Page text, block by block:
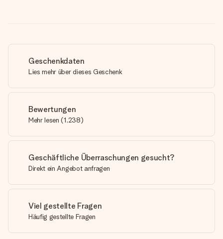
Geschenkdaten
Lies mehr über dieses Geschenk
Bewertungen
Mehr lesen (1,238)
Geschäftliche Überraschungen gesucht?
Direkt ein Angebot anfragen
Viel gestellte Fragen
Häufig gestellte Fragen